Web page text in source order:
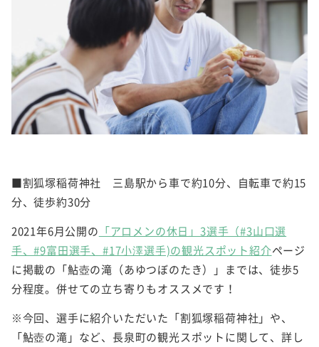
■割狐塚稲荷神社 三島駅から車で約10分、自転車で約15
分、徒歩約30分
2021年6月公開の 「アロメンの休日」3選手（#3山口選
手、#9富田選手、#17小澤選手)の観光スポット紹介ページ
に掲載の「鮎壺の滝（あゆつぼのたき）」までは、徒歩5
分程度。併せての立ち寄りもオススメです！
※今回、選手に紹介いただいた「割狐塚稲荷神社」や、
「鮎壺の滝」など、長泉町の観光スポットに関して、詳し